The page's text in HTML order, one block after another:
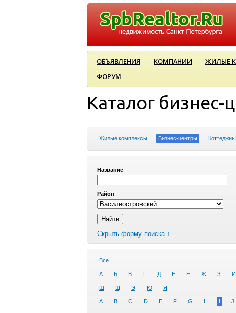
ОБЪЯВЛЕНИЯ КОМПАНИИ ЖИЛЫЕ
ФОРУМ
Каталог бизнес-
Жилые комплексы Бизнес-центры
Название
Район
Скрыть форму поиска ↑
Все
А Б В Г Д Е Ё Ж З И
Ш Щ Э Ю Я
A B C D E F G H I J